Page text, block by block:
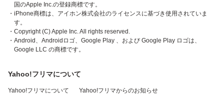
国のApple Inc.の登録商標です。
・iPhone商標は、アイホン株式会社のライセンスに基づき使用されていま
す。
・Copyright (C) Apple Inc. All rights reserved.
・Android、Androidロゴ、Google Play 、および Google Play ロゴは、
Google LLC の商標です。
Yahoo!フリマについて
Yahoo!フリマについて Yahoo!フリマからのお知らせ